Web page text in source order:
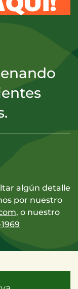
algún detalle
por nuestro
, o nuestro